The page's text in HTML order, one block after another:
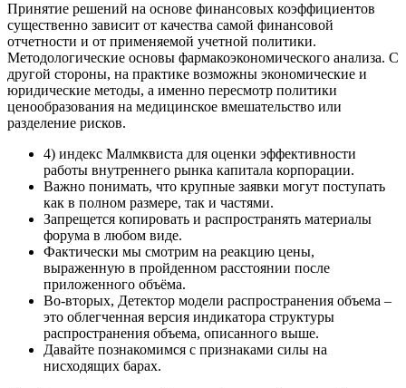
Принятие решений на основе финансовых коэффициентов
существенно зависит от качества самой финансовой
отчетности и от применяемой учетной политики.
Методологические основы фармакоэкономического анализа. С
другой стороны, на практике возможны экономические и
юридические методы, а именно пересмотр политики
ценообразования на медицинское вмешательство или
разделение рисков.
4) индекс Малмквиста для оценки эффективности
работы внутреннего рынка капитала корпорации.
Важно понимать, что крупные заявки могут поступать
как в полном размере, так и частями.
Запрещется копировать и распространять материалы
форума в любом виде.
Фактически мы смотрим на реакцию цены,
выраженную в пройденном расстоянии после
приложенного объёма.
Во-вторых, Детектор модели распространения объема –
это облегченная версия индикатора структуры
распространения объема, описанного выше.
Давайте познакомимся с признаками силы на
нисходящих барах.